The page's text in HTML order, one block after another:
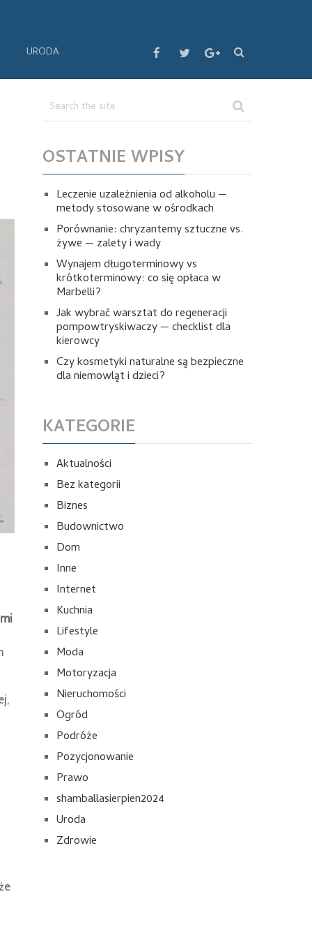
URODA
OSTATNIE WPISY
Leczenie uzależnienia od alkoholu —
metody stosowane w ośrodkach
Porównanie: chryzantemy sztuczne vs.
żywe — zalety i wady
Wynajem długoterminowy vs
krótkoterminowy: co się opłaca w
Marbelli?
Jak wybrać warsztat do regeneracji
pompowtryskiwaczy — checklist dla
kierowcy
Czy kosmetyki naturalne są bezpieczne
dla niemowląt i dzieci?
KATEGORIE
Aktualności
Bez kategorii
Biznes
Budownictwo
Dom
Inne
Internet
Kuchnia
Lifestyle
Moda
Motoryzacja
Nieruchomości
Ogród
Podróże
Pozycjonowanie
Prawo
shamballasierpien2024
Uroda
Zdrowie